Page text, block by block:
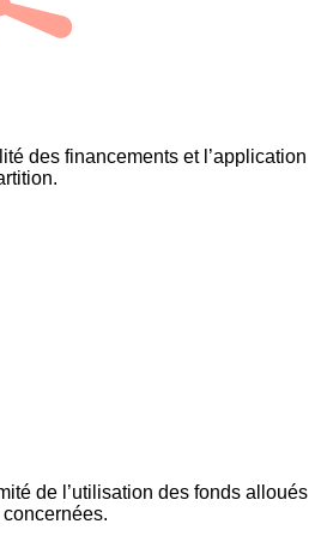
des financements et l’application
de l’utilisation des fonds alloués